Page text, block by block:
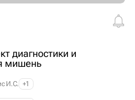
диагностики и
мишень
И.С. +1